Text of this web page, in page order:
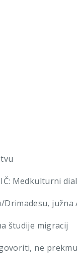
Medkulturni
Drimadesu, južna
študije migracij
ne